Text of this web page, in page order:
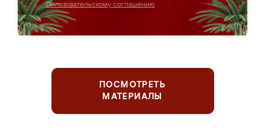
Пользовательскому соглашению
ПОСМОТРЕТЬ
МАТЕРИАЛЫ